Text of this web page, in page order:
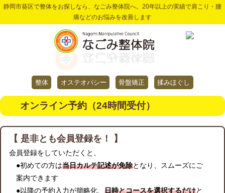
静岡市葵区で整体をお探しなら、なごみ整体院へ。20年以上の実績で肩こり・腰
痛などのお悩みを改善します
整体 オステオパシー 骨盤矯正 揉みほぐし
オンライン予約（24時間受付）
【 是非とも会員登録を！ 】
会員登録をしていただくと、
●初めての方は当日カルテ記述が免除となり、スムーズにご
案内できます
●以降の予約入力が簡略化、 日時とコースを選択するだけと